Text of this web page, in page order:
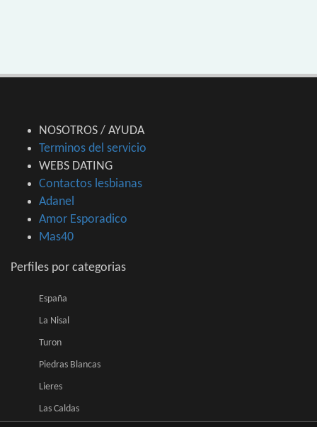
NOSOTROS / AYUDA
Terminos del servicio
WEBS DATING
Contactos lesbianas
Adanel
Amor Esporadico
Mas40
Perfiles por categorias
España
La Nisal
Turon
Piedras Blancas
Lieres
Las Caldas